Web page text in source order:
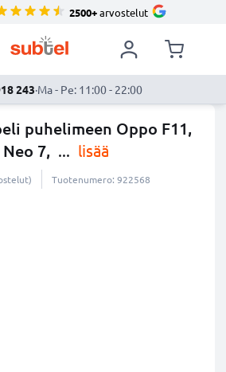
2500+arvostelut
243·Ma - Pe: 11:00 - 22:00
puhelimeen Oppo F11,
7, ... lisää
Tuotenumero: 922568